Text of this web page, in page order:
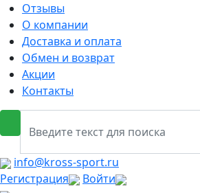
Отзывы
О компании
Доставка и оплата
Обмен и возврат
Акции
Контакты
info@kross-sport.ru
Регистрация
Войти